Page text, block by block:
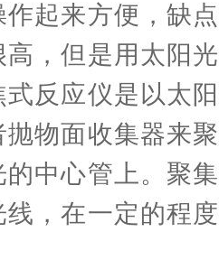
起来方便，缺
，但是用太阳
反应仪是以太
抛物面收集器来
中心管上。聚
，在一定的程